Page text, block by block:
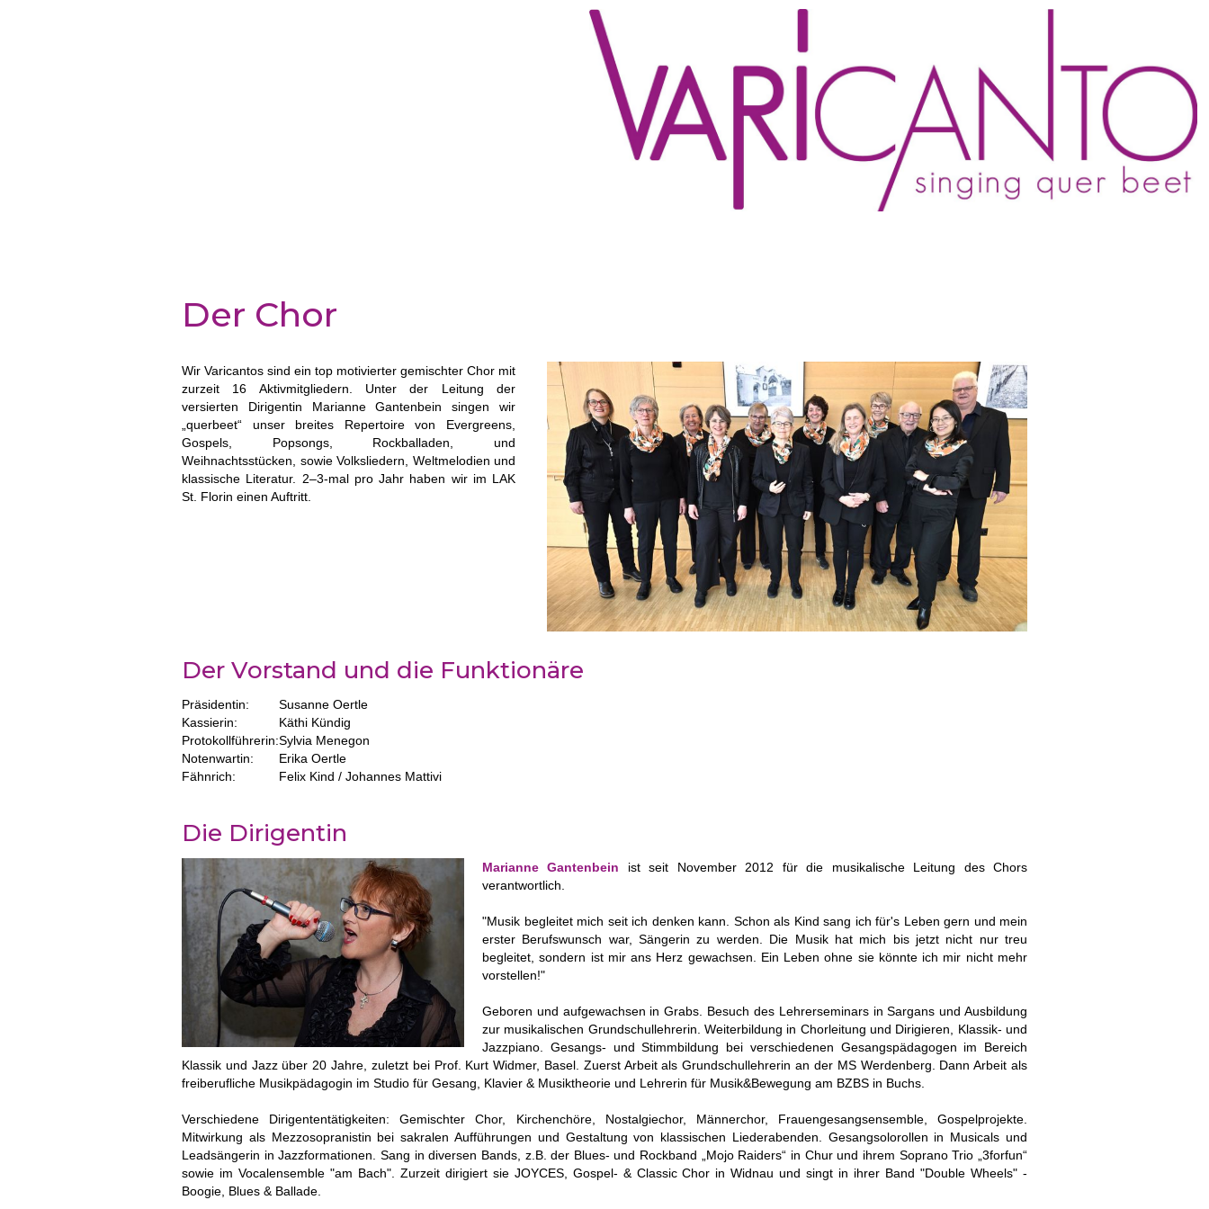
Der Chor
Wir Varicantos sind ein top motivierter gemischter Chor mit
zurzeit 16 Aktivmitgliedern. Unter der Leitung der
versierten Dirigentin Marianne Gantenbein singen wir
„querbeet“ unser breites Repertoire von Evergreens,
Gospels, Popsongs, Rockballaden, und
Weihnachtsstücken, sowie Volksliedern, Weltmelodien und
klassische Literatur. 2–3-mal pro Jahr haben wir im LAK
St. Florin einen Auftritt.
Der Vorstand und die Funktionäre
Präsidentin:
Kassierin:
Protokollführerin:
Notenwartin:
Fähnrich:
Susanne Oertle
Käthi Kündig
Sylvia Menegon
Erika Oertle
Felix Kind / Johannes Mattivi
Die Dirigentin
Marianne Gantenbein ist seit November 2012 für die musikalische Leitung des Chors
verantwortlich.
"Musik begleitet mich seit ich denken kann. Schon als Kind sang ich für's Leben gern und mein
erster Berufswunsch war, Sängerin zu werden. Die Musik hat mich bis jetzt nicht nur treu
begleitet, sondern ist mir ans Herz gewachsen. Ein Leben ohne sie könnte ich mir nicht mehr
vorstellen!"
Geboren und aufgewachsen in Grabs. Besuch des Lehrerseminars in Sargans und Ausbildung
zur musikalischen Grundschullehrerin. Weiterbildung in Chorleitung und Dirigieren, Klassik- und
Jazzpiano. Gesangs- und Stimmbildung bei verschiedenen Gesangspädagogen im Bereich
Klassik und Jazz über 20 Jahre, zuletzt bei Prof. Kurt Widmer, Basel. Zuerst Arbeit als Grundschullehrerin an der MS Werdenberg. Dann Arbeit als
freiberufliche Musikpädagogin im Studio für Gesang, Klavier & Musiktheorie und Lehrerin für Musik&Bewegung am BZBS in Buchs.
Verschiedene Dirigententätigkeiten: Gemischter Chor, Kirchenchöre, Nostalgiechor, Männerchor, Frauengesangsensemble, Gospelprojekte.
Mitwirkung als Mezzosopranistin bei sakralen Aufführungen und Gestaltung von klassischen Liederabenden. Gesangsolorollen in Musicals und
Leadsängerin in Jazzformationen. Sang in diversen Bands, z.B. der Blues- und Rockband „Mojo Raiders“ in Chur und ihrem Soprano Trio „3forfun“
sowie im Vocalensemble "am Bach". Zurzeit dirigiert sie JOYCES, Gospel- & Classic Chor in Widnau und singt in ihrer Band "Double Wheels" -
Boogie, Blues & Ballade.